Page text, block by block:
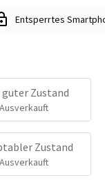
Entsperrtes
guter Zustand
Ausverkauft
Zustand
Ausverkauft